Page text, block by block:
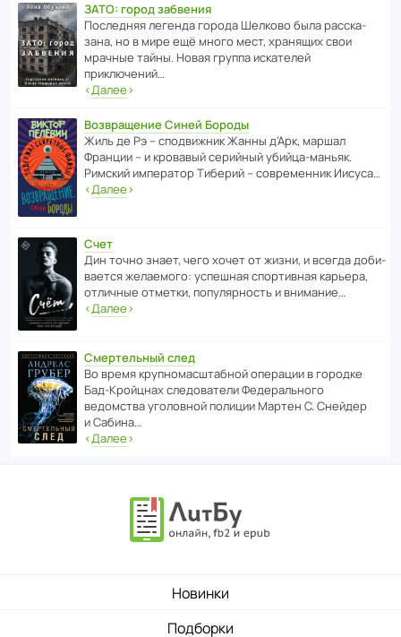
ЗАТО: город забвения
После­дняя легенда города Шелково была расска­
зана, но в мире ещё много мест, хранящих свои
мрачные тайны. Новая группа иска­телей
приключений…
‹Далее›
Возвращение Синей Бороды
Жиль де Рэ – спод­ви­жник Жанны д’Арк, маршал
Франции – и кровавый серийный убийца-маньяк.
Римский импе­ратор Тиберий – совре­менник Иисуса…
‹Далее›
Счет
Дин точно знает, чего хочет от жизни, и всегда доби­
ва­ется жела­е­мого: успе­шная спор­ти­вная карьера,
отли­чные отметки, попу­ля­р­ность и внимание…
‹Далее›
Смертельный след
Во время круп­но­мас­ш­та­бной операции в городке
Бад‑Крой­цнах следо­ва­тели Феде­раль­ного
ведомства уголо­вной полиции Мартен С. Снейдер
и Сабина…
‹Далее›
Новинки
Подборки